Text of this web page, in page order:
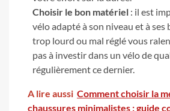
Choisir le bon matériel : il est
vélo adapté à son niveau et à ses
trop lourd ou mal réglé vous
pas à investir dans un vélo de
régulièrement ce dernier.
A lire aussi Comment choisir la
chaussures minimalistes : guide